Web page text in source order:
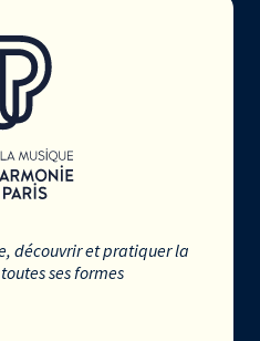
découvrir et pratiquer la
ses formes